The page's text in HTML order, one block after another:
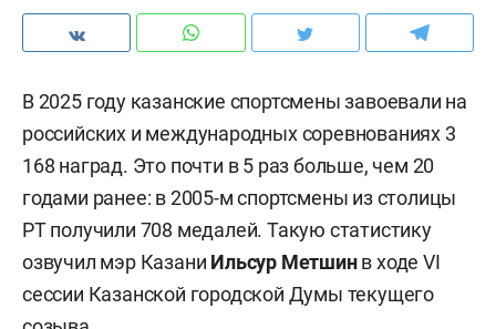
В 2025 году казанские спортсмены завоевали на
российских и международных соревнованиях 3
168 наград. Это почти в 5 раз больше, чем 20
годами ранее: в 2005-м спортсмены из столицы
РТ получили 708 медалей. Такую статистику
озвучил мэр Казани Ильсур Метшинв ходе VI
сессии Казанской городской Думы текущего